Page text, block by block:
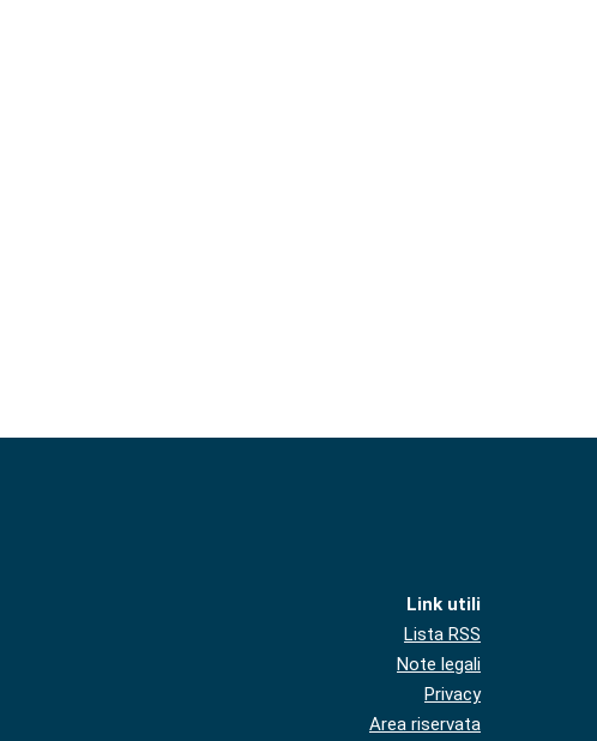
Link utili
Lista RSS
Note legali
Privacy
Area riservata